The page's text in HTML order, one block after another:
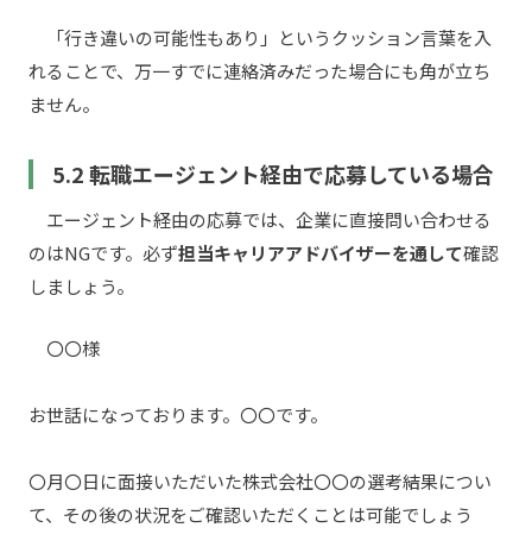
「行き違いの可能性もあり」というクッション言葉を入
れることで、万一すでに連絡済みだった場合にも角が立ち
ません。
5.2 転職エージェント経由で応募している場合
エージェント経由の応募では、企業に直接問い合わせる
のはNGです。必ず担当キャリアアドバイザーを通して確認
しましょう。
〇〇様
お世話になっております。〇〇です。
〇月〇日に面接いただいた株式会社〇〇の選考結果につい
て、その後の状況をご確認いただくことは可能でしょう